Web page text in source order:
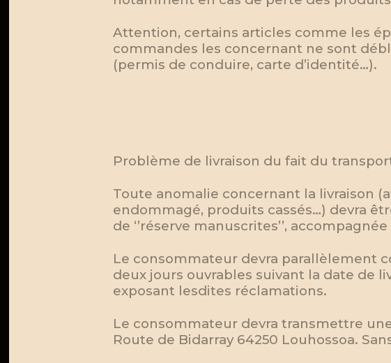
Attention, certains articles comme les
commandes les concernant ne sont
(permis de conduire, carte d’identité…).
Problème de livraison du fait du
Toute anomalie concernant la livraison
endommagé, produits cassés…) devra
de ‘’réserve manuscrites’’,
Le consommateur devra parallèlement
deux jours ouvrables suivant la date de
exposant lesdites réclamations.
Le consommateur devra transmettre
Route de Bidarray 64250 Louhossoa.